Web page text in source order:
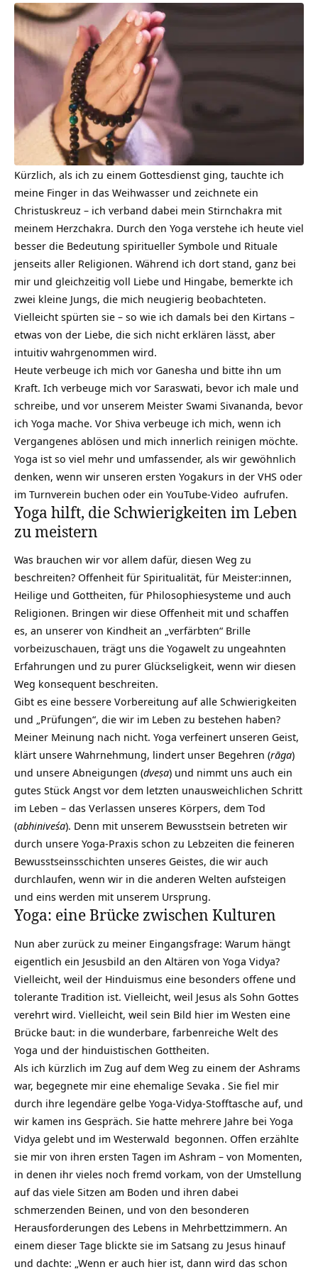
Kürzlich, als ich zu einem Gottesdienst ging, tauchte ich
meine Finger in das Weihwasser und zeichnete ein
Christuskreuz – ich verband dabei mein Stirnchakra mit
meinem Herzchakra. Durch den Yoga verstehe ich heute viel
besser die Bedeutung spiritueller Symbole und Rituale
jenseits aller Religionen. Während ich dort stand, ganz bei
mir und gleichzeitig voll Liebe und Hingabe, bemerkte ich
zwei kleine Jungs, die mich neugierig beobachteten.
Vielleicht spürten sie – so wie ich damals bei den Kirtans –
etwas von der Liebe, die sich nicht erklären lässt, aber
intuitiv wahrgenommen wird.
Heute verbeuge ich mich vor Ganesha und bitte ihn um
Kraft. Ich verbeuge mich vor Saraswati, bevor ich male und
schreibe, und vor unserem Meister Swami Sivananda, bevor
ich Yoga mache. Vor Shiva verbeuge ich mich, wenn ich
Vergangenes ablösen und mich innerlich reinigen möchte.
Yoga ist so viel mehr und umfassender, als wir gewöhnlich
denken, wenn wir unseren ersten Yogakurs in der VHS oder
im Turnverein buchen oder ein YouTube-Video aufrufen.
Yoga hilft, die Schwierigkeiten im Leben
zu meistern
Was brauchen wir vor allem dafür, diesen Weg zu
beschreiten? Offenheit für Spiritualität, für Meister:innen,
Heilige und Gottheiten, für Philosophiesysteme und auch
Religionen. Bringen wir diese Offenheit mit und schaffen
es, an unserer von Kindheit an „verfärbten“ Brille
vorbeizuschauen, trägt uns die Yogawelt zu ungeahnten
Erfahrungen und zu purer Glückseligkeit, wenn wir diesen
Weg konsequent beschreiten.
Gibt es eine bessere Vorbereitung auf alle Schwierigkeiten
und „Prüfungen“, die wir im Leben zu bestehen haben?
Meiner Meinung nach nicht. Yoga verfeinert unseren Geist,
klärt unsere Wahrnehmung, lindert unser Begehren (rāga)
und unsere Abneigungen (dveṣa) und nimmt uns auch ein
gutes Stück Angst vor dem letzten unausweichlichen Schritt
im Leben – das Verlassen unseres Körpers, dem Tod
(abhiniveśa). Denn mit unserem Bewusstsein betreten wir
durch unsere Yoga-Praxis schon zu Lebzeiten die feineren
Bewusstseinsschichten unseres Geistes, die wir auch
durchlaufen, wenn wir in die anderen Welten aufsteigen
und eins werden mit unserem Ursprung.
Yoga: eine Brücke zwischen Kulturen
Nun aber zurück zu meiner Eingangsfrage: Warum hängt
eigentlich ein Jesusbild an den Altären von Yoga Vidya?
Vielleicht, weil der Hinduismus eine besonders offene und
tolerante Tradition ist. Vielleicht, weil Jesus als Sohn Gottes
verehrt wird. Vielleicht, weil sein Bild hier im Westen eine
Brücke baut: in die wunderbare, farbenreiche Welt des
Yoga und der hinduistischen Gottheiten.
Als ich kürzlich im Zug auf dem Weg zu einem der Ashrams
war, begegnete mir eine ehemalige Sevaka . Sie fiel mir
durch ihre legendäre gelbe Yoga-Vidya-Stofftasche auf, und
wir kamen ins Gespräch. Sie hatte mehrere Jahre bei Yoga
Vidya gelebt und im Westerwald begonnen. Offen erzählte
sie mir von ihren ersten Tagen im Ashram – von Momenten,
in denen ihr vieles noch fremd vorkam, von der Umstellung
auf das viele Sitzen am Boden und ihren dabei
schmerzenden Beinen, und von den besonderen
Herausforderungen des Lebens in Mehrbettzimmern. An
einem dieser Tage blickte sie im Satsang zu Jesus hinauf
und dachte: „Wenn er auch hier ist, dann wird das schon